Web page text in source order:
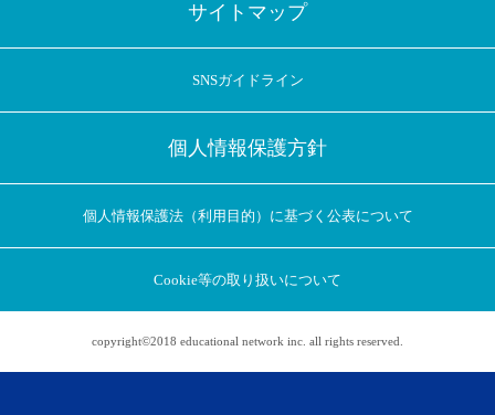
アプリに切り替えてみませんか
サイトマップ
SNSガイドライン
個人情報保護方針
個人情報保護法（利用目的）に基づく公表について
Cookie等の取り扱いについて
copyright©2018 educational network inc. all rights reserved.